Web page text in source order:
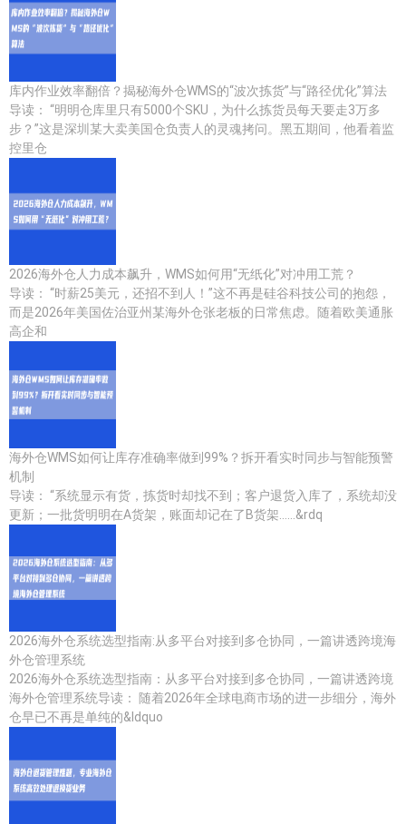
库内作业效率翻倍？揭秘海外仓WMS的“波次拣货”与“路径优化”算法
导读： “明明仓库里只有5000个SKU，为什么拣货员每天要走3万多
步？”这是深圳某大卖美国仓负责人的灵魂拷问。黑五期间，他看着监
控里仓
2026海外仓人力成本飙升，WMS如何用“无纸化”对冲用工荒？
导读： “时薪25美元，还招不到人！”这不再是硅谷科技公司的抱怨，
而是2026年美国佐治亚州某海外仓张老板的日常焦虑。随着欧美通胀
高企和
海外仓WMS如何让库存准确率做到99%？拆开看实时同步与智能预警
机制
导读： “系统显示有货，拣货时却找不到；客户退货入库了，系统却没
更新；一批货明明在A货架，账面却记在了B货架……&rdq
2026海外仓系统选型指南:从多平台对接到多仓协同，一篇讲透跨境海
外仓管理系统
2026海外仓系统选型指南：从多平台对接到多仓协同，一篇讲透跨境
海外仓管理系统导读： 随着2026年全球电商市场的进一步细分，海外
仓早已不再是单纯的&ldquo